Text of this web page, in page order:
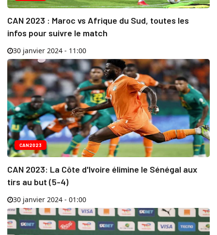
CAN 2023 : Maroc vs Afrique du Sud, toutes les
infos pour suivre le match
30 janvier 2024 - 11:00
CAN2023
CAN 2023: La Côte d'Ivoire élimine le Sénégal aux
tirs au but (5-4)
30 janvier 2024 - 01:00